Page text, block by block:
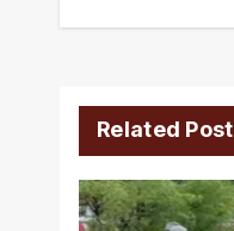
Related Post